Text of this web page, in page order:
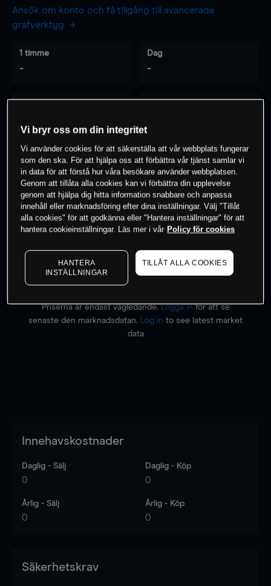
Ansök om konto och få tillgång till avancerade
grafverktyg
1 timme
-
Dag
-
0% av kunderna har en position i detta
instrument
Börja handla
Priserna är endast vägledande.Logga inför att se
senaste den marknadsdatan.
Log in to see latest market
data
Innehavskostnader
Daglig - Sälj
0
Daglig - Köp
0
Årlig - Sälj
0
Årlig - Köp
0
Säkerhetskrav
Vi bryr oss om din integritet
Vi använder cookies för att säkerställa att vår webbplats fungerar
som den ska. För att hjälpa oss att förbättra vår tjänst samlar vi
in data för att förstå hur våra besökare använder webbplatsen.
Genom att tillåta alla cookies kan vi förbättra din upplevelse
genom att hjälpa dig hitta information snabbare och anpassa
innehåll eller marknadsföring efter dina inställningar. Välj "Tillåt
alla cookies" för att godkänna eller "Hantera inställningar" för att
hantera cookieinställningar. Läs mer i vår Policy för cookies
HANTERA
INSTÄLLNINGAR
TILLÅT ALLA COOKIES